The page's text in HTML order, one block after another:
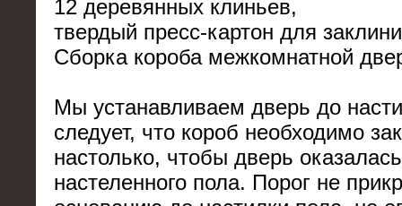
12 деревянных клиньев,
твердый пресс-картон для
Сборка короба межкомнатной
Мы устанавливаем дверь до
следует, что короб необходимо
настолько, чтобы дверь
настеленного пола. Порог не